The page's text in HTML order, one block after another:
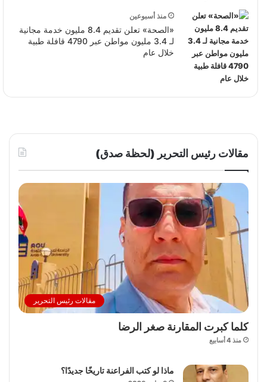
منذ أسبوعين
«الصحة» تعلن تقديم 8.4 مليون خدمة مجانية
لـ 3.4 مليون مواطن عبر 4790 قافلة طبية
خلال عام
مقالات رئيس التحرير (لحظة صدق)
مقالات رئيس التحرير
كلما كبرت المقارنة صغر الرضا
منذ 4 أسابيع
ماذا لو كتب الفراعنة تاريخًا جديدًا؟